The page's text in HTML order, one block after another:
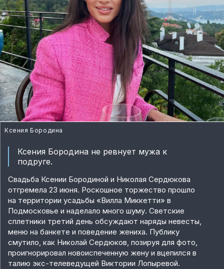
Ксения Бородина
Ксения Бородина не ревнует мужа к
подруге.
Свадьба Ксении Бородиной и Николая Сердюкова
отгремела 23 июня. Роскошное торжество прошло
на территории усадьбы «Вилла Миккетти» в
Подмосковье и наделало много шуму. Светские
сплетники третий день обсуждают наряды невесты,
меню на банкете и поведение жениха. Публику
смутило, как Николай Сердюков, позируя для фото,
проигнорировал новоиспеченную жену и вцепился в
талию экс-телеведущей Виктории Лопыревой.